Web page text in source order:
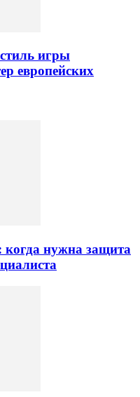
игры
европейских
нужна защита